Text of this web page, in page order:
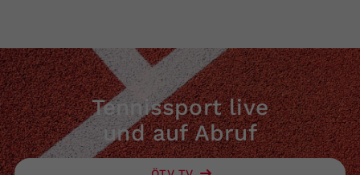
Tennissport live
und auf Abruf